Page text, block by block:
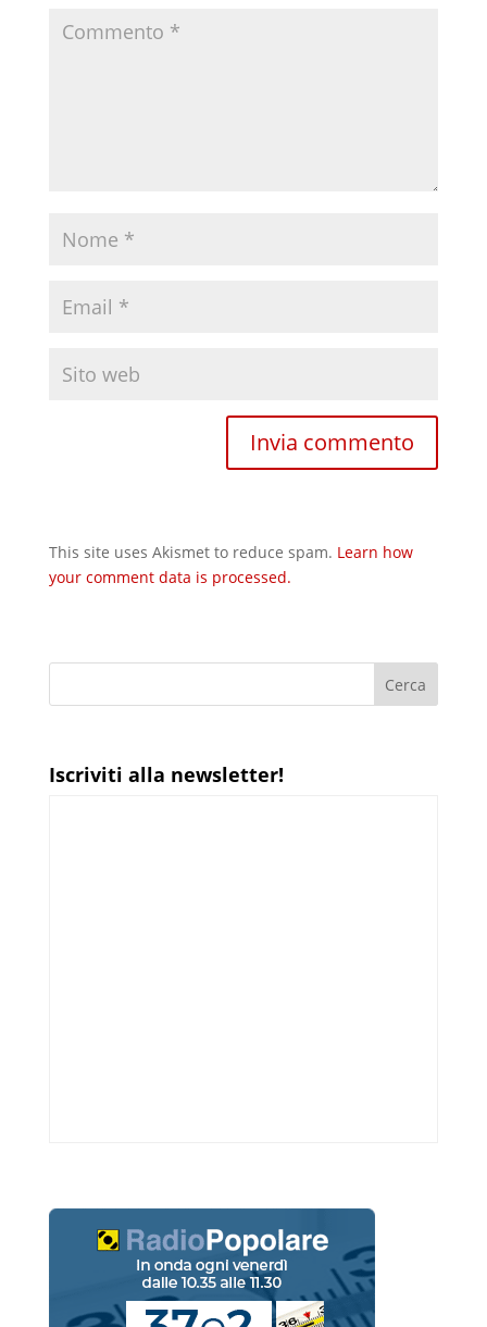
This site uses Akismet to reduce spam. Learn how
your comment data is processed.
Iscriviti alla newsletter!